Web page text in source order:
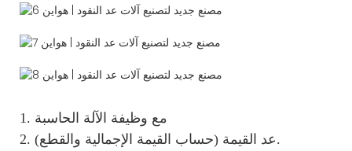
1. مع وظيفة الآلة الحاسبة
2. عد القيمة (حساب القيمة الإجمالية والقطع).